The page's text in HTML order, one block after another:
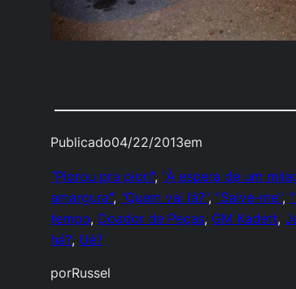
Publicado04/22/2013em
“Piorou pra pior!”, "À espera de um
amargura", "Quem vai lá?", "Salve-me",
tempo, Doador de Peças, GM Kadett,
há?, Ué?
porRussel